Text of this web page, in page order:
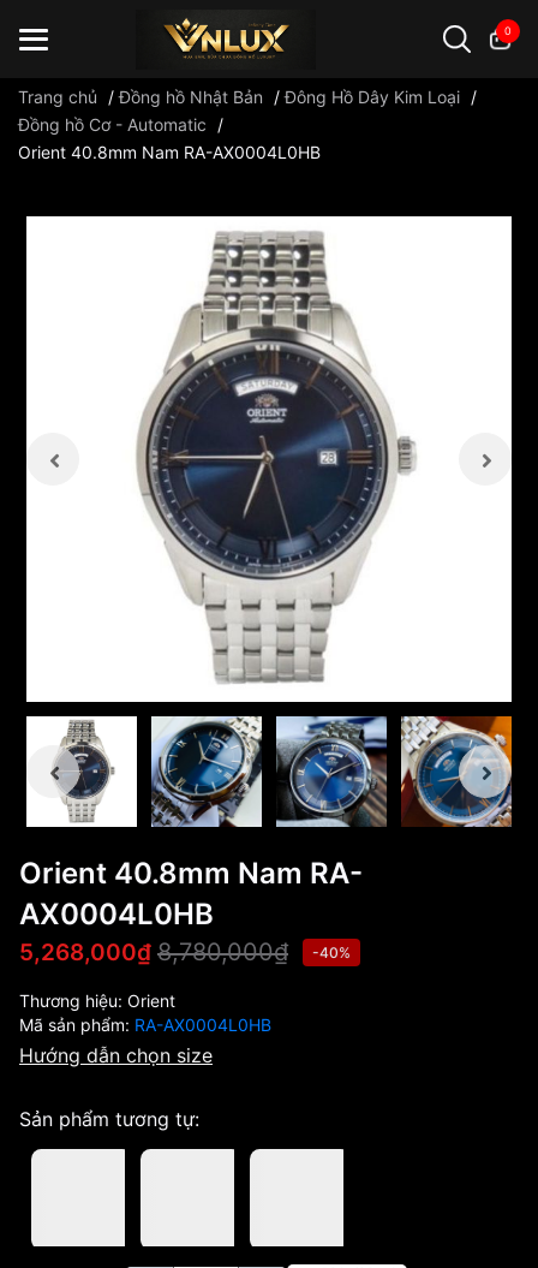
0
Đồng hồ casio đồng hồ G-Shock đồng hồ Orient
Trang chủ /Đồng hồ Nhật Bản /Đông Hồ Dây Kim Loại /
Đồng hồ Cơ - Automatic
/
Orient 40.8mm Nam RA-AX0004L0HB
Orient 40.8mm Nam RA-
AX0004L0HB
5,268,000₫ 8,780,000₫ -40%
Thương hiệu: Orient
Mã sản phẩm: RA-AX0004L0HB
Hướng dẫn chọn size
Sản phẩm tương tự: